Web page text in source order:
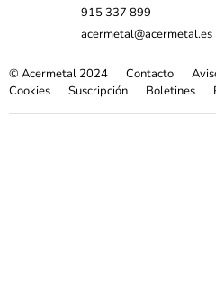
915 337 899
acermetal@acermetal.es
© Acermetal 2024 Contacto
Cookies
Suscripción Boletines